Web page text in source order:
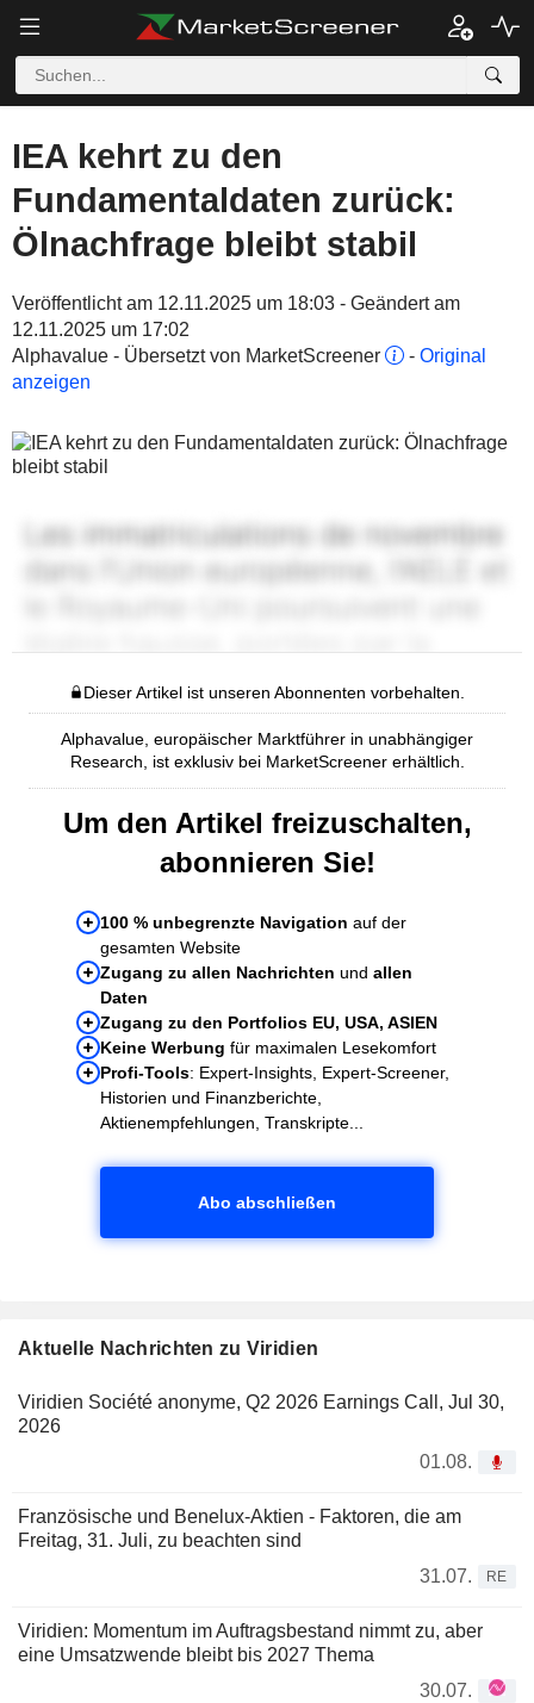
IEA kehrt zu den
Fundamentaldaten zurück:
Ölnachfrage bleibt stabil
Veröffentlicht am 12.11.2025 um 18:03 - Geändert am
12.11.2025 um 17:02
Alphavalue - Übersetzt von MarketScreener
- Original
anzeigen
Dieser Artikel ist unseren Abonnenten vorbehalten.
Alphavalue, europäischer Marktführer in unabhängiger
Research, ist exklusiv bei MarketScreener erhältlich.
Um den Artikel freizuschalten,
abonnieren Sie!
100 % unbegrenzte Navigation auf der
gesamten Website
Zugang zu allen Nachrichten und allen
Daten
Zugang zu den Portfolios EU, USA, ASIEN
Keine Werbung für maximalen Lesekomfort
Profi-Tools: Expert-Insights, Expert-Screener,
Historien und Finanzberichte,
Aktienempfehlungen, Transkripte...
Abo abschließen
Aktuelle Nachrichten zu Viridien
Viridien Société anonyme, Q2 2026 Earnings Call, Jul 30,
2026
01.08.
Französische und Benelux-Aktien - Faktoren, die am
Freitag, 31. Juli, zu beachten sind
31.07.
RE
Viridien: Momentum im Auftragsbestand nimmt zu, aber
eine Umsatzwende bleibt bis 2027 Thema
30.07.